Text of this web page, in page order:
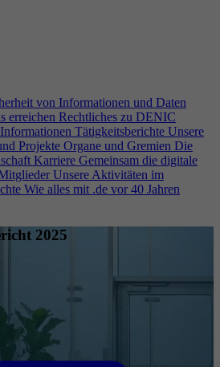
von Informationen und Daten
erreichen Rechtliches zu DENIC
Tätigkeitsberichte Unsere
Projekte Organe und Gremien Die
Karriere Gemeinsam die digitale
Unsere Aktivitäten im
Wie alles mit .de vor 40 Jahren
2025